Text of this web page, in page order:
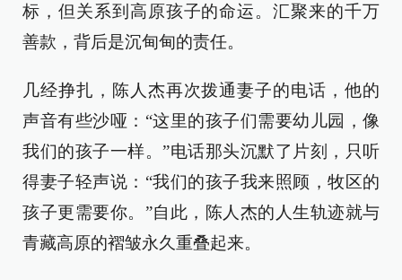
标，但关系到高原孩子的命运。汇聚来的千万
善款，背后是沉甸甸的责任。
几经挣扎，陈人杰再次拨通妻子的电话，他的
声音有些沙哑：“这里的孩子们需要幼儿园，像
我们的孩子一样。”电话那头沉默了片刻，只听
得妻子轻声说：“我们的孩子我来照顾，牧区的
孩子更需要你。”自此，陈人杰的人生轨迹就与
青藏高原的褶皱永久重叠起来。